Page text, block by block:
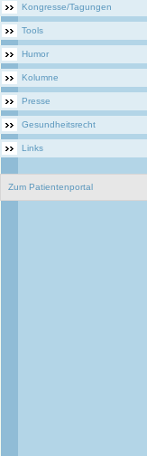
Kongresse/Tagungen
Tools
Humor
Kolumne
Presse
Gesundheitsrecht
Links
Zum Patientenportal